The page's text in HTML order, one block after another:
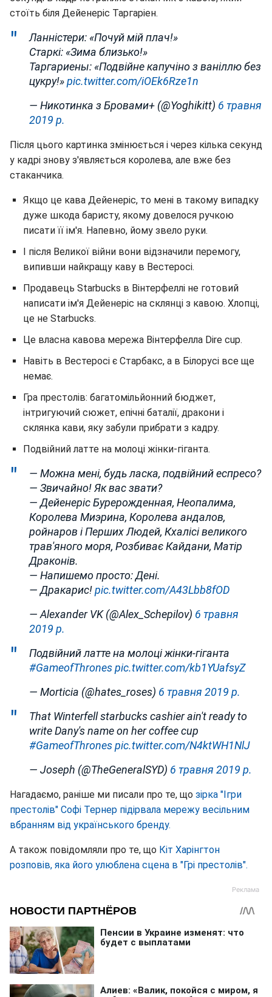
стоїть біля Дейенеріс Таргаріен.
Ланністери: «Почуй мій плач!»
Старкі: «Зима близько!»
Таргариены: «Подвійне капучіно з ваніллю без
цукру!»pic.twitter.com/iOEk6Rze1n
— Никотинка з Бровами+ (@Yoghikitt) 6 травня
2019 р.
Після цього картинка змінюється і через кілька секунд
у кадрі знову з'являється королева, але вже без
стаканчика.
Якщо це кава Дейенеріс, то мені в такому випадку
дуже шкода баристу, якому довелося ручкою
писати її ім'я. Напевно, йому звело руки.
І після Великої війни вони відзначили перемогу,
випивши найкращу каву в Вестеросі.
Продавець Starbucks в Вінтерфеллі не готовий
написати ім'я Дейенеріс на склянці з кавою. Хлопці,
це не Starbucks.
Це власна кавова мережа Вінтерфелла Dire cup.
Навіть в Вестеросі є Старбакс, а в Білорусі все ще
немає.
Гра престолів: багатомільйонний бюджет,
інтригуючий сюжет, епічні баталії, дракони і
склянка кави, яку забули прибрати з кадру.
Подвійний латте на молоці жінки-гіганта.
— Можна мені, будь ласка, подвійний еспресо?
— Звичайно! Як вас звати?
— Дейенеріс Бурерожденная, Неопалима,
Королева Миэрина, Королева андалов,
ройнаров і Перших Людей, Кхалісі великого
трав'яного моря, Розбиває Кайдани, Матір
Драконів.
— Напишемо просто: Дені.
— Дракарис!pic.twitter.com/A43Lbb8fOD
— Alexander VK (@Alex_Schepilov) 6 травня
2019 р.
Подвійний латте на молоці жінки-гіганта
#GameofThronespic.twitter.com/kb1YUafsyZ
— Morticia (@hates_roses) 6 травня 2019 р.
That Winterfell starbucks cashier ain't ready to
write Dany's name on her coffee cup
#GameofThronespic.twitter.com/N4ktWH1NlJ
— Joseph (@TheGeneralSYD) 6 травня 2019 р.
Нагадаємо, раніше ми писали про те, що зірка "Ігри
престолів" Софі Тернер підірвала мережу весільним
вбранням від українського бренду.
А також повідомляли про те, що Кіт Харінгтон
розповів, яка його улюблена сцена в "Грі престолів".